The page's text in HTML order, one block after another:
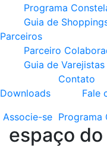
Programa
Guia de
Parceiros
Parceiro
Guia de Varejistas
Downloads
Contato
Fale
Associe-se Programa
espaço do